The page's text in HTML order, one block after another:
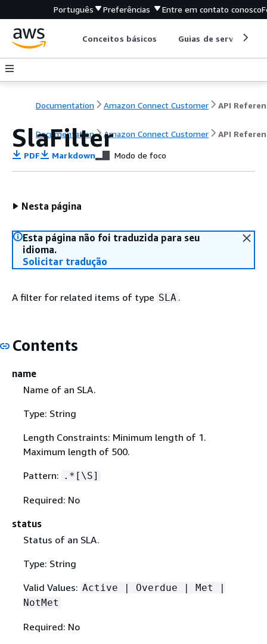
Português Preferências Entre em contato conosco
Conceitos básicos Guias de serviço
Documentation Amazon Connect Customer API
Documentation Amazon Connect Customer API
SlaFilter
PDF Markdown Modo de foco
Nesta página
Esta página não foi traduzida para seu
idioma.
Solicitar tradução
A filter for related items of type SLA .
Contents
name
Name of an SLA.
Type: String
Length Constraints: Minimum length of 1.
Maximum length of 500.
Pattern: .*[\S]
Required: No
status
Status of an SLA.
Type: String
Valid Values: Active | Overdue | Met |
NotMet
Required: No